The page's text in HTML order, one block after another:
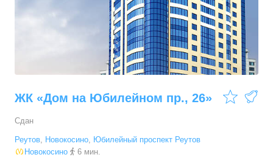
ЖК «Дом на Юбилейном пр., 26»
Сдан
Реутов, Новокосино, Юбилейный проспект Реутов
Новокосино
6 мин.